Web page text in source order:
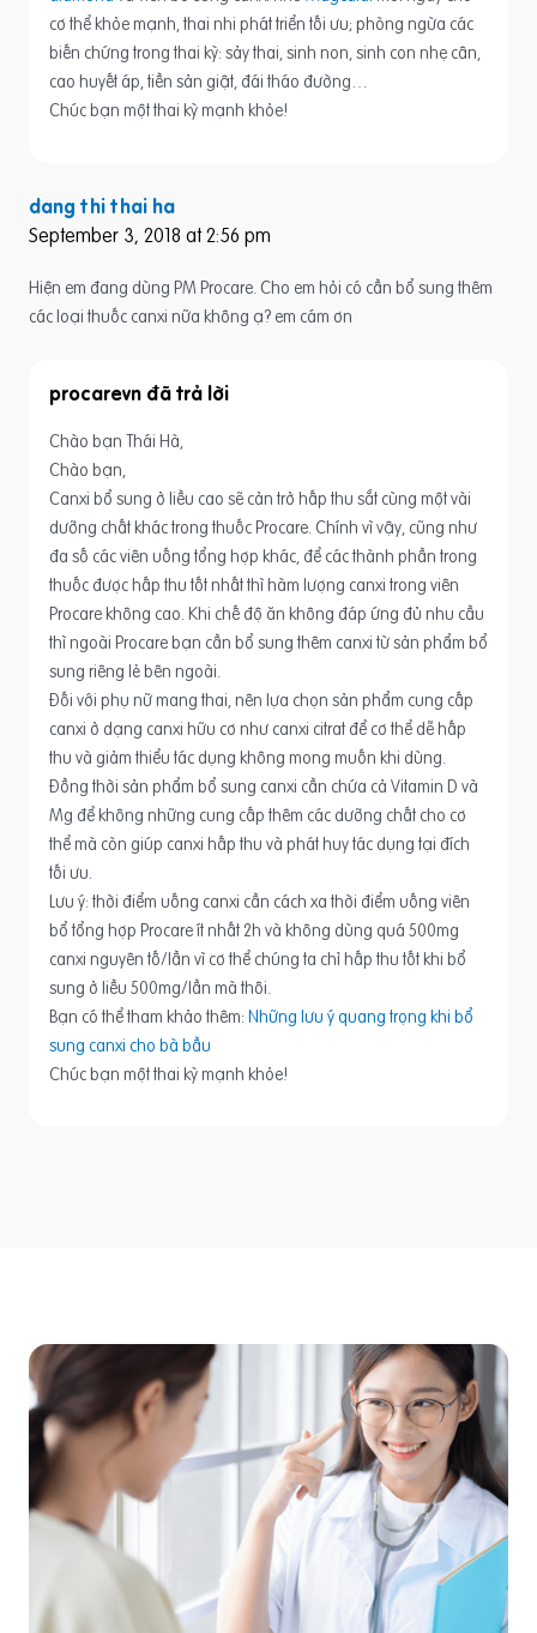
cơ thể khỏe mạnh, thai nhi phát triển tối ưu; phòng ngừa các
biến chứng trong thai kỳ: sảy thai, sinh non, sinh con nhẹ cân,
cao huyết áp, tiền sản giật, đái tháo đường…
Chúc bạn một thai kỳ mạnh khỏe!
dang thi thai ha
September 3, 2018 at 2:56 pm
Hiện em đang dùng PM Procare. Cho em hỏi có cần bổ sung thêm
các loại thuốc canxi nữa không ạ? em cám ơn
procarevn
Chào bạn Thái Hà,
Chào bạn,
Canxi bổ sung ở liều cao sẽ cản trở hấp thu sắt cùng một vài
dưỡng chất khác trong thuốc Procare. Chính vì vậy, cũng như
đa số các viên uống tổng hợp khác, để các thành phần trong
thuốc được hấp thu tốt nhất thì hàm lượng canxi trong viên
Procare không cao. Khi chế độ ăn không đáp ứng đủ nhu cầu
thì ngoài Procare bạn cần bổ sung thêm canxi từ sản phẩm bổ
sung riêng lẻ bên ngoài.
Đối với phụ nữ mang thai, nên lựa chọn sản phẩm cung cấp
canxi ở dạng canxi hữu cơ như canxi citrat để cơ thể dễ hấp
thu và giảm thiểu tác dụng không mong muốn khi dùng.
Đồng thời sản phẩm bổ sung canxi cần chứa cả Vitamin D và
Mg để không những cung cấp thêm các dưỡng chất cho cơ
thể mà còn giúp canxi hấp thu và phát huy tác dụng tại đích
tối ưu.
Lưu ý: thời điểm uống canxi cần cách xa thời điểm uống viên
bổ tổng hợp Procare ít nhất 2h và không dùng quá 500mg
canxi nguyên tố/lần vì cơ thể chúng ta chỉ hấp thu tốt khi bổ
sung ở liều 500mg/lần mà thôi.
Bạn có thể tham khảo thêm:Những lưu ý quang trọng khi bổ
sung canxi cho bà bầu
Chúc bạn một thai kỳ mạnh khỏe!